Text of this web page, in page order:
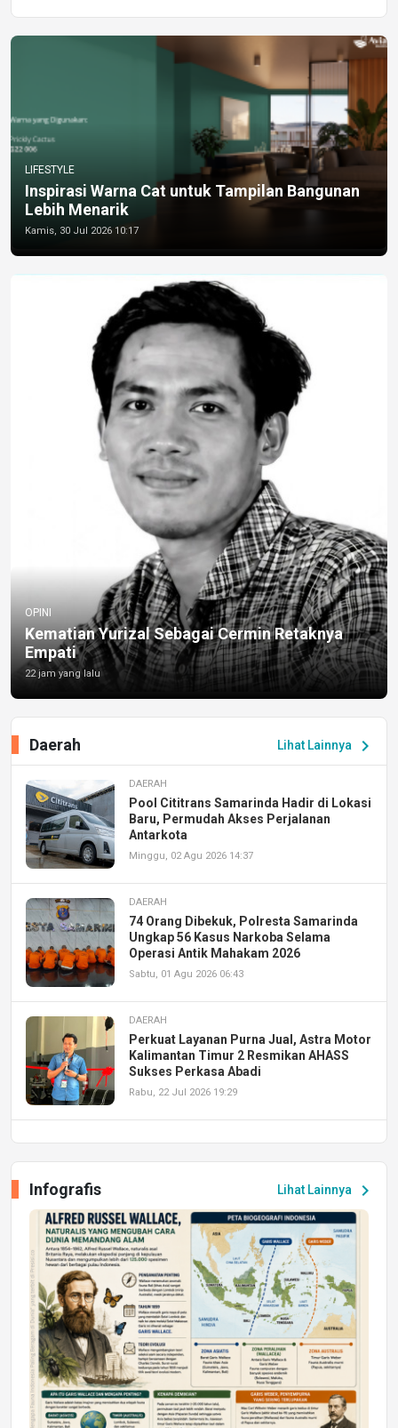
LIFESTYLE
Inspirasi Warna Cat untuk Tampilan Bangunan
Lebih Menarik
Kamis, 30 Jul 2026 10:17
OPINI
Kematian Yurizal Sebagai Cermin Retaknya
Empati
22 jam yang lalu
Lihat Lainnya chevron_right
Daerah
DAERAH
Pool Cititrans Samarinda Hadir di Lokasi
Baru, Permudah Akses Perjalanan
Antarkota
Minggu, 02 Agu 2026 14:37
DAERAH
74 Orang Dibekuk, Polresta Samarinda
Ungkap 56 Kasus Narkoba Selama
Operasi Antik Mahakam 2026
Sabtu, 01 Agu 2026 06:43
DAERAH
Perkuat Layanan Purna Jual, Astra Motor
Kalimantan Timur 2 Resmikan AHASS
Sukses Perkasa Abadi
Rabu, 22 Jul 2026 19:29
Peluang Kerja dan Magang
Jumat, 17 Jul 2026 22:30
DAERAH
Astra Motor Kalimantan Timur 2 Dukung
Mahasiswa Samarinda dalam Astra
Honda SDGs Future Leaders 2026
Jumat, 10 Jul 2026 19:01
Lihat Lainnya chevron_right
Infografis